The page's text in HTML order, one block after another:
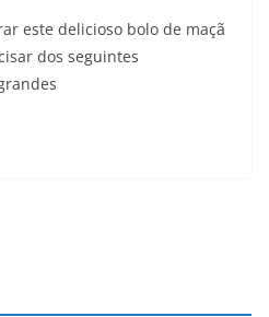
este delicioso bolo de maçã
dos seguintes